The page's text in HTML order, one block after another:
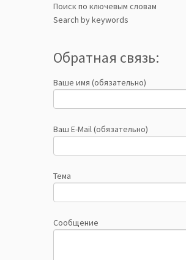
Поиск по ключевым словам
Search by keywords
Обратная связь:
Ваше имя (обязательно)
Ваш E-Mail (обязательно)
Тема
Сообщение